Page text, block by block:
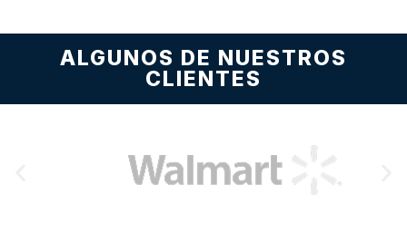
ALGUNOS DE NUESTROS
CLIENTES